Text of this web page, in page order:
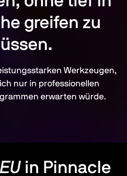
greifen zu
Werkzeugen,
nur in professionellen
erwarten würde.
in Pinnacle